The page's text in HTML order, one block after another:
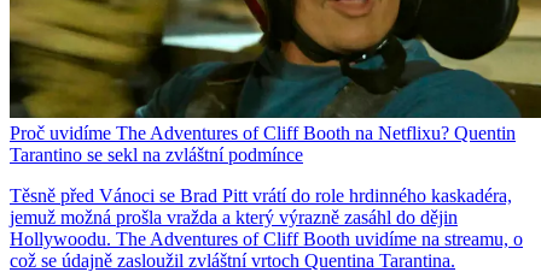
Proč uvidíme The Adventures of Cliff Booth na Netflixu? Quentin
Tarantino se sekl na zvláštní podmínce
Těsně před Vánoci se Brad Pitt vrátí do role hrdinného kaskadéra,
jemuž možná prošla vražda a který výrazně zasáhl do dějin
Hollywoodu. The Adventures of Cliff Booth uvidíme na streamu, o
což se údajně zasloužil zvláštní vrtoch Quentina Tarantina.